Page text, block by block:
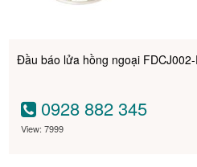
Đầu báo lửa hồng ngoại
0928 882 345
View: 7999